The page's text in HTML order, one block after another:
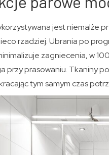
jest niemalże
rzadziej. Ubrania po
zagniecenia, w
przy prasowaniu. Tkaniny
tym samym czas